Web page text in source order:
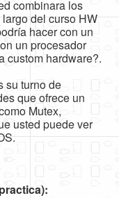
combinara los
del curso HW
hacer con un
un procesador
custom hardware?.
su turno de
que ofrece un
Mutex,
usted puede ver